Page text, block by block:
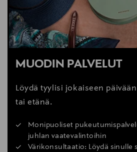
MUODIN PALVELUT
Löydä tyylisi jokaiseen
tai etänä.
Monipuoliset
juhlan vaatevalintoihin
Värikonsultaatio: Löydä sinulle